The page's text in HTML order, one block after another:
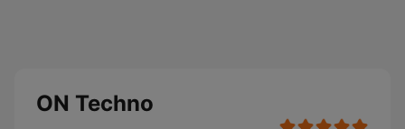
ON Techno